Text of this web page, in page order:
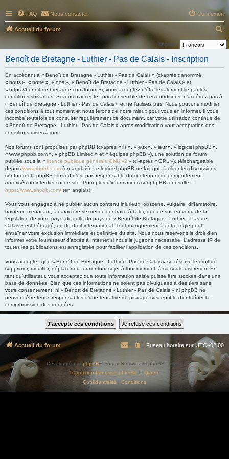
FAQ Nous contacter Connexion
Accueil du forum
e
Langue :
Benoît de Bretagne - Luthier - Pas de Calais - Inscription
En accédant à « Benoît de Bretagne - Luthier - Pas de Calais » (ci-après dénommé
« nous », « notre », « nos », « Benoît de Bretagne - Luthier - Pas de Calais » et
« https://benoit-de-bretagne.com/forum »), vous acceptez d’être légalement lié par les
conditions suivantes. Si vous n’acceptez pas l’ensemble de ces conditions, n’accédez pas à
« Benoît de Bretagne - Luthier - Pas de Calais » et ne l’utilisez pas. Nous pouvons modifier
ces conditions à tout moment et nous ferons de notre mieux pour vous en informer. Il vous
incombe toutefois de consulter régulièrement ce document, car votre utilisation continue de
« Benoît de Bretagne - Luthier - Pas de Calais » après modification vaut acceptation des
conditions mises à jour.
Nos forums sont propulsés par phpBB (ci-après « ils », « eux », « leur », « logiciel phpBB »,
« www.phpbb.com », « phpBB Limited » et « équipes phpBB »), une solution de forum
publiée sous la « licence publique générale GNU v2 » (ci-après « GPL »), téléchargeable
depuis www.phpbb.com (en anglais). Le logiciel phpBB ne fait que faciliter les discussions
sur Internet ; phpBB Limited n’est pas responsable du contenu ni du comportement
autorisés ou interdits sur ce site. Pour plus d’informations sur phpBB, consultez :
https://www.phpbb.com/ (en anglais).
Vous vous engagez à ne publier aucun contenu injurieux, obscène, vulgaire, diffamatoire,
haineux, menaçant, à caractère sexuel ou contraire à la loi, que ce soit en vertu de la
législation de votre pays, de celle du pays où « Benoît de Bretagne - Luthier - Pas de
Calais » est hébergé, ou du droit international. Tout manquement à cette règle peut
entraîner votre exclusion immédiate et définitive du site. Nous nous réservons le droit d’en
informer votre fournisseur d’accès à Internet si nous le jugeons nécessaire. L’adresse IP de
toutes les publications est enregistrée pour faciliter l’application de ces conditions.
Vous acceptez que « Benoît de Bretagne - Luthier - Pas de Calais » se réserve le droit de
supprimer, modifier, déplacer ou fermer tout sujet à tout moment, à sa seule discrétion. En
tant qu’utilisateur, vous acceptez que toute information saisie puisse être stockée dans une
base de données. Bien que ces informations ne soient pas divulguées à des tiers sans
votre consentement, ni « Benoît de Bretagne - Luthier - Pas de Calais » ni phpBB ne
peuvent être tenus responsables d’une tentative de piratage susceptible d’entraîner la
compromission des données.
Accueil du forum Fuseau horaire surUTC+02:00
Développé par phpBB ® Forum Software © phpBB Limited
Traduction française officielle © Qiaeru
Confidentialité | Conditions